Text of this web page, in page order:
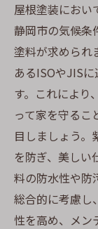
屋根塗装におい
静岡市の気候条
塗料が求められ
あるISOやJIS
す。これにより
って家を守るこ
目しましょう。
を防ぎ、美しい
料の防水性や防
総合的に考慮し
性を高め、メン